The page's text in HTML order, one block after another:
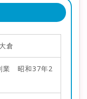
倉
業 昭和37年2